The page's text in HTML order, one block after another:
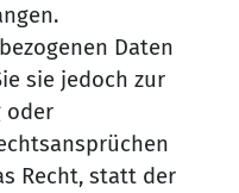
Daten
sie jedoch zur
oder
Recht, statt der